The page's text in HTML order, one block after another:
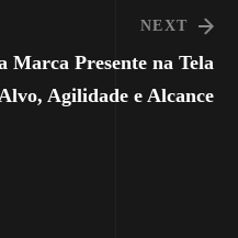
NEXT
Marca Presente na Tela
Agilidade e Alcance